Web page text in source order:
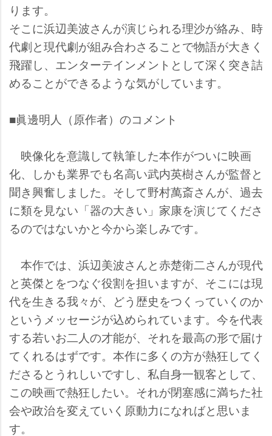
ります。
そこに浜辺美波さんが演じられる理沙が絡み、時
代劇と現代劇が組み合わさることで物語が大きく
飛躍し、エンターテインメントとして深く突き詰
めることができるような気がしています。
■眞邊明人（原作者）のコメント
映像化を意識して執筆した本作がついに映画
化、しかも業界でも名高い武内英樹さんが監督と
聞き興奮しました。そして野村萬斎さんが、過去
に類を見ない「器の大きい」家康を演じてくださ
るのではないかと今から楽しみです。
本作では、浜辺美波さんと赤楚衛二さんが現代
と英傑とをつなぐ役割を担いますが、そこには現
代を生きる我々が、どう歴史をつくっていくのか
というメッセージが込められています。今を代表
する若いお二人の才能が、それを最高の形で届け
てくれるはずです。本作に多くの方が熱狂してく
ださるとうれしいですし、私自身一観客として、
この映画で熱狂したい。それが閉塞感に満ちた社
会や政治を変えていく原動力になればと思いま
す。